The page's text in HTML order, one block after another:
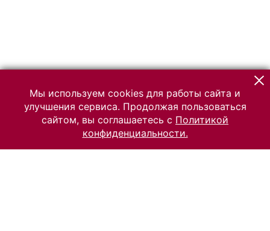
Мы используем cookies для работы сайта и
улучшения сервиса. Продолжая пользоваться
сайтом, вы соглашаетесь с Политикой
конфиденциальности.